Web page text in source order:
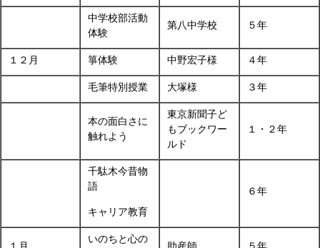
中学校部活動
体験
第八中学校 ５年
１２月 箏体験 中野宏子様 ４年
毛筆特別授業 大塚様 ３年
本の面白さに
触れよう
東京新聞子ど
もブックワー
ルド
１・２年
千駄木今昔物
語
キャリア教育
６年
いのちと心の